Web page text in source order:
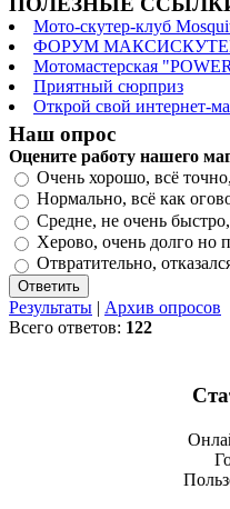
Мото-скутер-клуб
ФОРУМ
Мотомастерская
Приятный сюрприз
Открой свой интернет-
Наш опрос
Оцените работу нашего
Очень хорошо, всё
Нормально, всё как
Средне, не очень
Херово, очень долго но
Отвратительно,
Результаты | Архив опросов
Всего ответов: 122